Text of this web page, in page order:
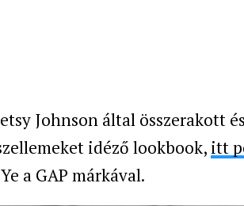
Johnson által összerakott
idéző lookbook, itt
a GAP márkával.